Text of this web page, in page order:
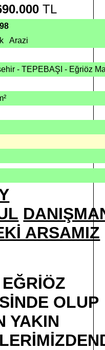
TL
Arazi
- TEPEBAŞI - Eğriöz
ARSAMIZ
OLUP
YAKIN